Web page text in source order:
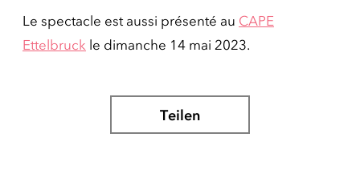
Le spectacle est aussi présenté au CAPE
Ettelbruck le dimanche 14 mai 2023.
Teilen